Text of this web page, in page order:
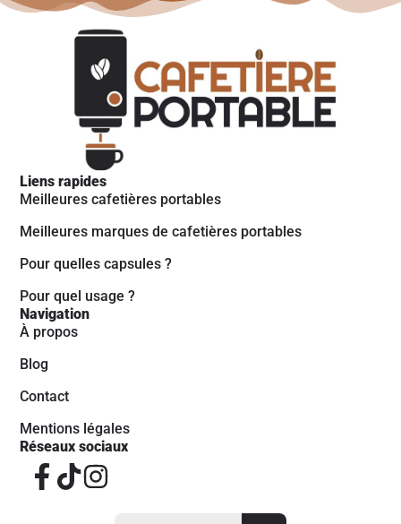
Liens rapides
Meilleures cafetières portables
Meilleures marques de cafetières portables
Pour quelles capsules ?
Pour quel usage ?
Navigation
À propos
Blog
Contact
Mentions légales
Réseaux sociaux